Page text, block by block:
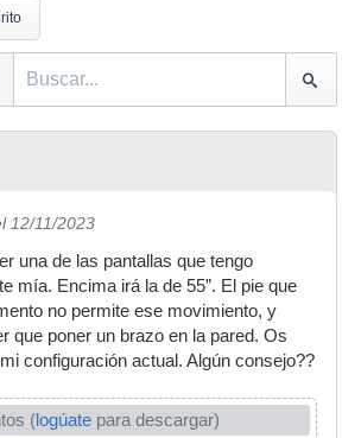
12/11/2023
una de las pantallas que tengo
mía. Encima irá la de 55”. El pie que
no permite ese movimiento, y
que poner un brazo en la pared. Os
configuración actual. Algún consejo??
(logúate para descargar)